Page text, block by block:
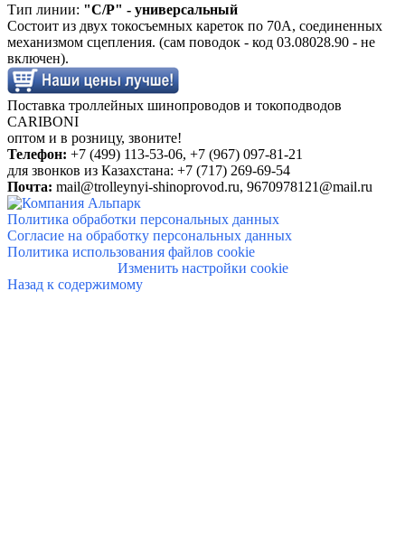
Тип линии: "С/Р" - универсальный
Состоит из двух токосъемных кареток по 70А, соединенных
механизмом сцепления. (сам поводок - код 03.08028.90 - не
включен).
Поставка троллейных шинопроводов и токоподводов
CARIBONI
оптом и в розницу, звоните!
Телефон: +7 (499) 113-53-06, +7 (967) 097-81-21
для звонков из Казахстана: +7 (717) 269-69-54
Почта: mail@trolleynyi-shinoprovod.ru, 9670978121@mail.ru
Политика обработки персональных данных
Согласие на обработку персональных данных
Политика использования файлов cookie
Изменить настройки cookie
Назад к содержимому